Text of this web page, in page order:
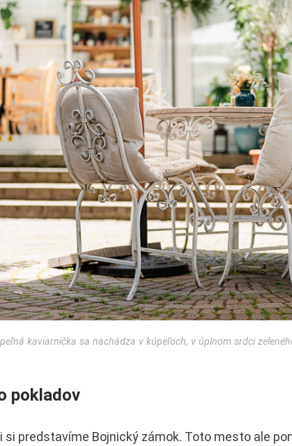
kaviarnička sa nachádza v kúpeľoch, v úplnom srdci
pokladov
predstavíme Bojnický zámok. Toto mesto ale